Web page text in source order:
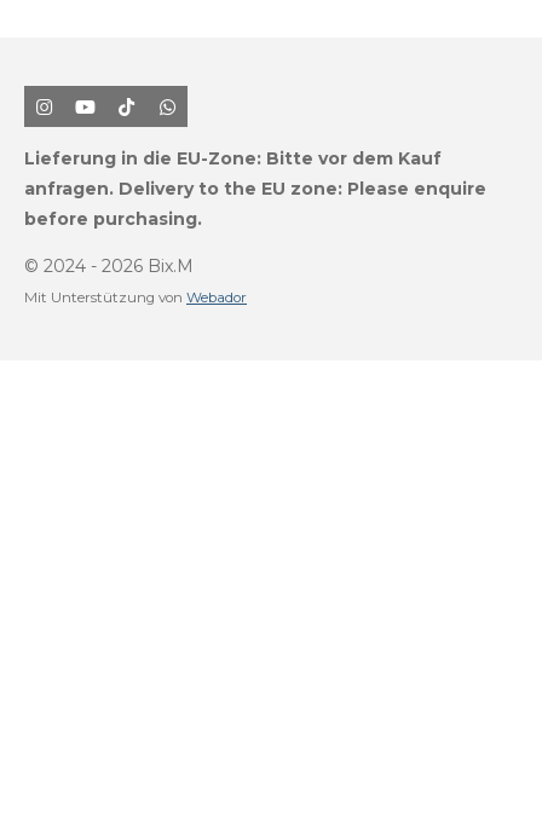
I
n
t
a
r
m
Y
o
T
u
e
T
i
k
T
o
W
h
t
s
p
Lieferung in die EU-Zone: Bitte vor dem Kauf
anfragen. Delivery to the EU zone: Please enquire
before purchasing.
© 2024 - 2026 Bix.M
Mit Unterstützung von Webador